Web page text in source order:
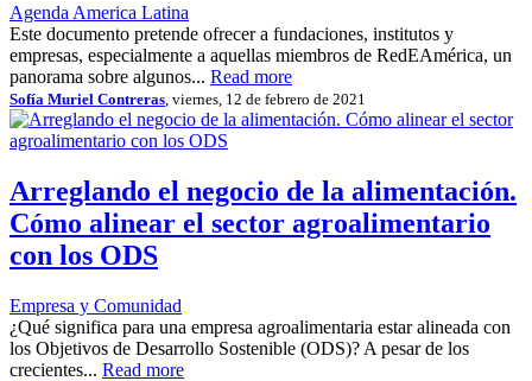
Agenda America Latina
Este documento pretende ofrecer a fundaciones, institutos y
empresas, especialmente a aquellas miembros de RedEAmérica, un
panorama sobre algunos... Read more
Sofía Muriel Contreras , viernes, 12 de febrero de 2021
Arreglando el negocio de la alimentación.
Cómo alinear el sector agroalimentario
con los ODS
Empresa y Comunidad
¿Qué significa para una empresa agroalimentaria estar alineada con
los Objetivos de Desarrollo Sostenible (ODS)? A pesar de los
crecientes... Read more